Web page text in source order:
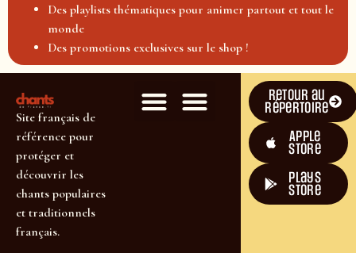
Des playlists thématiques pour animer partout et tout le
monde
Des promotions exclusives sur le shop !
Site français de
référence pour
protéger et
découvrir les
chants populaires
et traditionnels
français.
Retour au
répertoire
Apple
Store
plays
store